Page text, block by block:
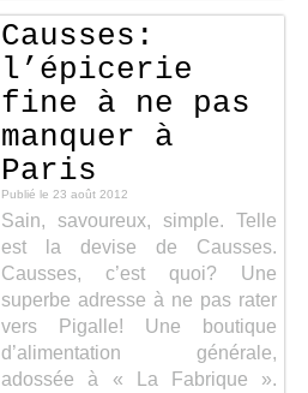
Causses:
l’épicerie
fine à ne pas
manquer à
Paris
Publié le 23 août 2012
Sain, savoureux, simple. Telle
est la devise de Causses.
Causses, c’est quoi? Une
superbe adresse à ne pas rater
vers Pigalle! Une boutique
d’alimentation générale,
adossée à « La Fabrique ».